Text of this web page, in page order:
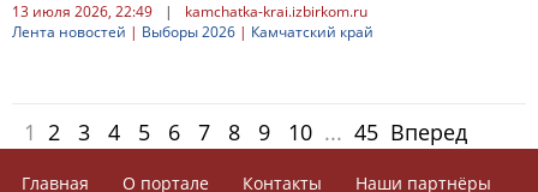
13 июля 2026, 22:49 |
kamchatka-krai.izbirkom.ru
Лента новостей | Выборы 2026 | Камчатский край
1 2 3 4 5 6 7 8 9 10 ... 45 Вперед
Главная О портале Контакты Наши партнёры